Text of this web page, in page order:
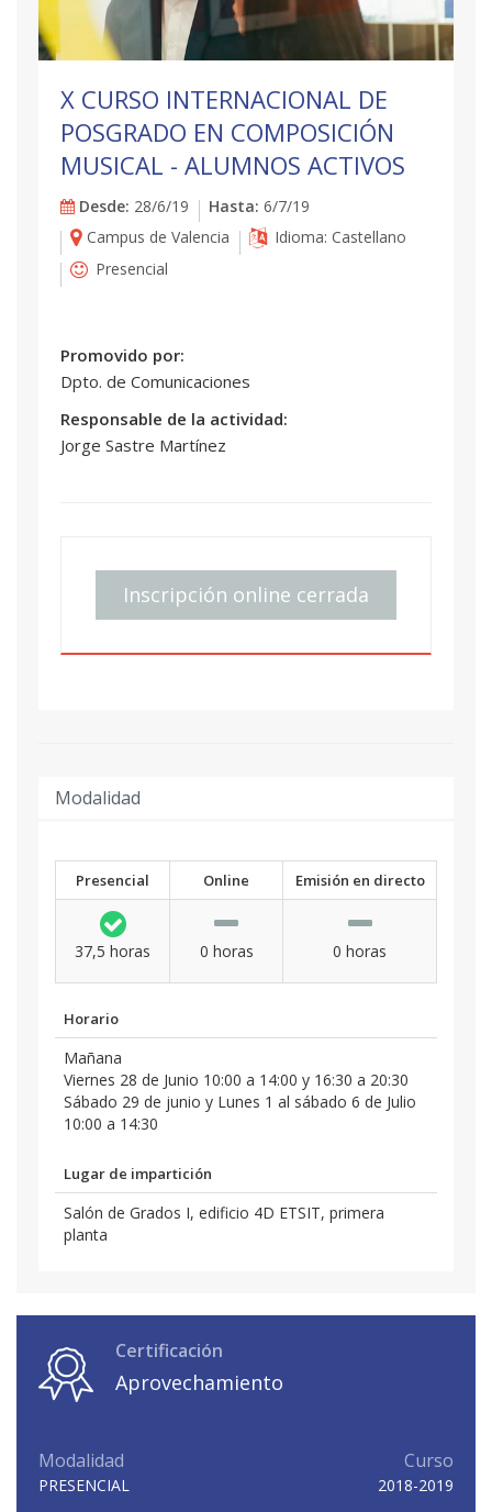
X CURSO INTERNACIONAL DE
POSGRADO EN COMPOSICIÓN
MUSICAL - ALUMNOS ACTIVOS
Desde: 28/6/19 Hasta: 6/7/19
Campus de Valencia
Idioma: Castellano
Presencial
Promovido por:
Dpto. de Comunicaciones
Responsable de la actividad:
Jorge Sastre Martínez
Inscripción online cerrada
Modalidad
Presencial Online Emisión en directo
37,5 horas 0 horas 0 horas
Horario
Mañana
Viernes 28 de Junio 10:00 a 14:00 y 16:30 a 20:30
Sábado 29 de junio y Lunes 1 al sábado 6 de Julio
10:00 a 14:30
Lugar de impartición
Salón de Grados I, edificio 4D ETSIT, primera
planta
Certificación
Aprovechamiento
Modalidad
PRESENCIAL
Curso
2018-2019